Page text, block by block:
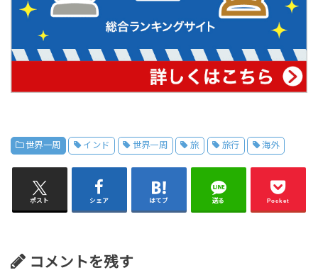
世界一周 インド 世界一周 旅 旅行 海外
ポスト シェア はてブ 送る Pocket
コメントを残す